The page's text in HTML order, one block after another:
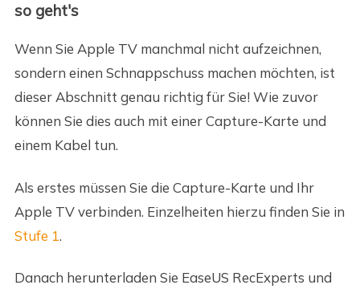
so geht's
Wenn Sie Apple TV manchmal nicht aufzeichnen,
sondern einen Schnappschuss machen möchten, ist
dieser Abschnitt genau richtig für Sie! Wie zuvor
können Sie dies auch mit einer Capture-Karte und
einem Kabel tun.
Als erstes müssen Sie die Capture-Karte und Ihr
Apple TV verbinden. Einzelheiten hierzu finden Sie in
Stufe 1.
Danach herunterladen Sie EaseUS RecExperts und